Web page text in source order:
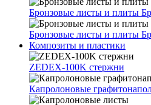
Бронзовые листы и плиты
Бронзовые листы и плиты
Композиты и пластики
ZEDEX-100K стержни
Капролоновые